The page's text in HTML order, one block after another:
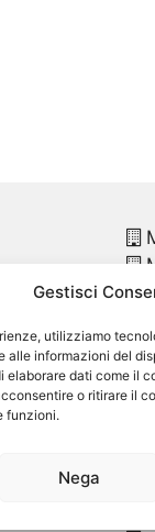
Gestisci
utilizziamo
alle informazioni del
elaborare dati come il
o ritirare il
funzioni.
Nega